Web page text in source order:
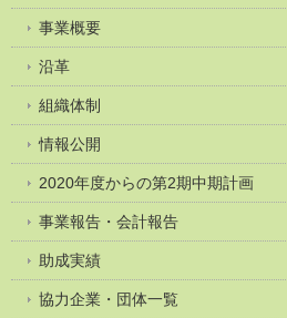
事業概要
沿革
組織体制
情報公開
2020年度からの第2期中期計画
事業報告・会計報告
助成実績
協力企業・団体一覧